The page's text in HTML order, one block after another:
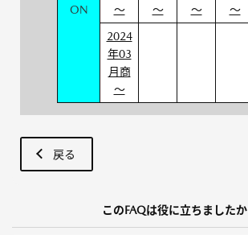
ON
～
～
～
～
2024
年03
月商
～
戻る
このFAQは役に立ちましたか